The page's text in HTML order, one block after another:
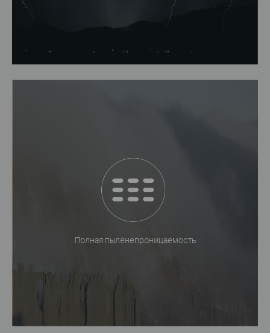
Полная пыленепроницаемость